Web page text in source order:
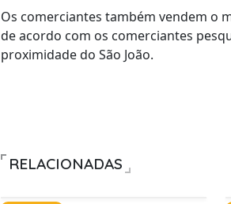
Os comerciantes também vendem o
de acordo com os comerciantes
proximidade do São João.
RELACIONADAS